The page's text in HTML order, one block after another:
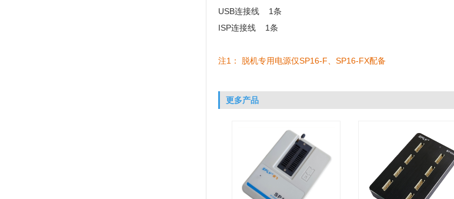
USB连接线 1条
ISP连接线 1条
注1： 脱机专用电源仅SP16-F、SP16-FX配备
更多产品